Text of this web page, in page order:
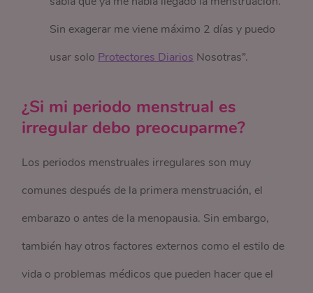
Sin exagerar me viene máximo 2 días y puedo
usar solo Protectores Diarios Nosotras”.
¿Si mi periodo menstrual es
irregular debo preocuparme?
Los periodos menstruales irregulares son muy
comunes después de la primera menstruación, el
embarazo o antes de la menopausia. Sin embargo,
también hay otros factores externos como el estilo de
vida o problemas médicos que pueden hacer que el